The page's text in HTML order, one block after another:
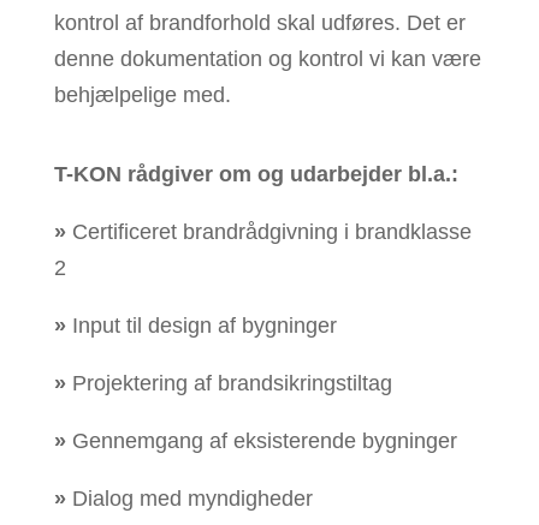
kontrol af brandforhold skal udføres. Det er
denne dokumentation og kontrol vi kan være
behjælpelige med.
T-KON rådgiver om og udarbejder bl.a.:
» Certificeret brandrådgivning i brandklasse
2
» Input til design af bygninger
» Projektering af brandsikringstiltag
» Gennemgang af eksisterende bygninger
» Dialog med myndigheder